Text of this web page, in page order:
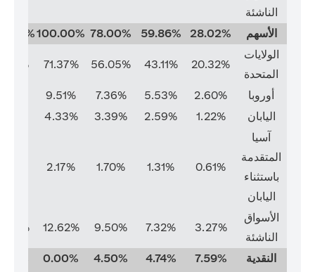
الناشئة
الأسهم 28.02%
59.86%
78.00%
100.00%
الولايات
المتحدة
20.32%
43.11%
56.05%
71.37%
أوروبا 2.60%
5.53%
7.36%
9.51%
اليابان
1.22%
2.59%
3.39%
4.33%
آسيا
المتقدمة
باستثناء
اليابان
0.61%
1.31%
1.70%
2.17%
الأسواق
الناشئة
3.27%
7.32%
9.50%
12.62%
النقدية 7.59%
4.74%
4.50%
0.00%